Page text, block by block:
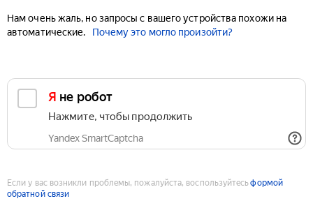
Нам очень жаль, но запросы с вашего устройства похожи на
автоматические.
Почему это могло произойти?
Я не робот
Нажмите, чтобы продолжить
Yandex SmartCaptcha
Если у вас возникли проблемы, пожалуйста, воспользуйтесьформой
обратной связи